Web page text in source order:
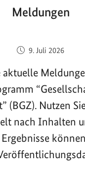
Meldungen
Veröffentlicht am:
9. Juli 2026
aktuelle
(BGZ). Nutzen
nach Inhalten